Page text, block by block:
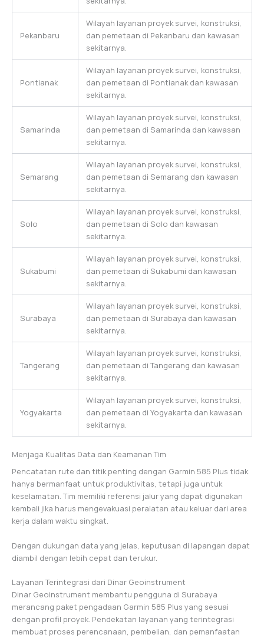
Pekanbaru
Wilayah layanan proyek survei, konstruksi,
dan pemetaan di Pekanbaru dan kawasan
sekitarnya.
Pontianak
Wilayah layanan proyek survei, konstruksi,
dan pemetaan di Pontianak dan kawasan
sekitarnya.
Samarinda
Wilayah layanan proyek survei, konstruksi,
dan pemetaan di Samarinda dan kawasan
sekitarnya.
Semarang
Wilayah layanan proyek survei, konstruksi,
dan pemetaan di Semarang dan kawasan
sekitarnya.
Solo
Wilayah layanan proyek survei, konstruksi,
dan pemetaan di Solo dan kawasan
sekitarnya.
Sukabumi
Wilayah layanan proyek survei, konstruksi,
dan pemetaan di Sukabumi dan kawasan
sekitarnya.
Surabaya
Wilayah layanan proyek survei, konstruksi,
dan pemetaan di Surabaya dan kawasan
sekitarnya.
Tangerang
Wilayah layanan proyek survei, konstruksi,
dan pemetaan di Tangerang dan kawasan
sekitarnya.
Yogyakarta
Wilayah layanan proyek survei, konstruksi,
dan pemetaan di Yogyakarta dan kawasan
sekitarnya.
Menjaga Kualitas Data dan Keamanan Tim
Pencatatan rute dan titik penting dengan Garmin 585 Plus tidak
hanya bermanfaat untuk produktivitas, tetapi juga untuk
keselamatan. Tim memiliki referensi jalur yang dapat digunakan
kembali jika harus mengevakuasi peralatan atau keluar dari area
kerja dalam waktu singkat.
Dengan dukungan data yang jelas, keputusan di lapangan dapat
diambil dengan lebih cepat dan terukur.
Layanan Terintegrasi dari Dinar Geoinstrument
Dinar Geoinstrument membantu pengguna di Surabaya
merancang paket pengadaan Garmin 585 Plus yang sesuai
dengan profil proyek. Pendekatan layanan yang terintegrasi
membuat proses perencanaan, pembelian, dan pemanfaatan